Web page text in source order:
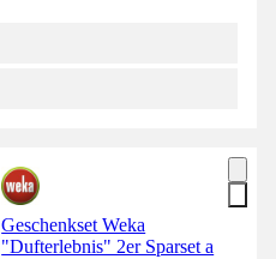
Geschenkset Weka
"Dufterlebnis" 2er Sparset a